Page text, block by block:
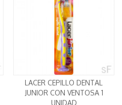
LACER CEPILLO DENTAL
JUNIOR CON VENTOSA 1
UNIDAD